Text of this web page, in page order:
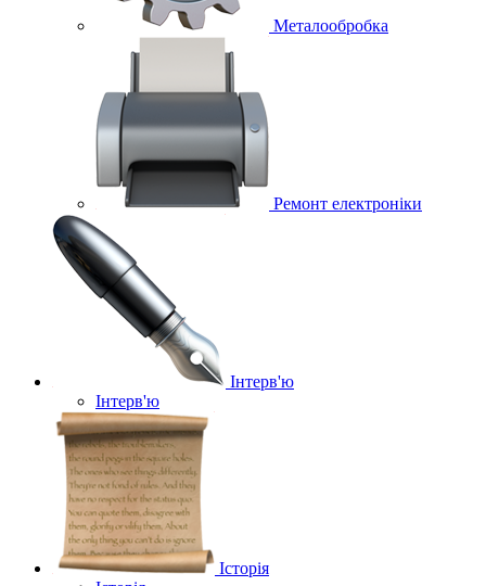
Металообробка
Ремонт електроніки
Інтерв'ю
Інтерв'ю
Історія